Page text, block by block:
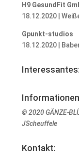
H9 GesundFit
18.12.2020 |
Gpunkt-studios
18.12.2020 |
Interessantes:
© 2020 GÄNZE-
JScheuffele
Kontakt: